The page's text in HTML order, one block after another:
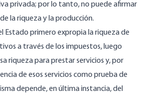
privada; por lo tanto, no puede afirmar
la riqueza y la producción.
Estado primero expropia la riqueza de
a través de los impuestos, luego
riqueza para prestar servicios y, por
de esos servicios como prueba de
depende, en última instancia, del